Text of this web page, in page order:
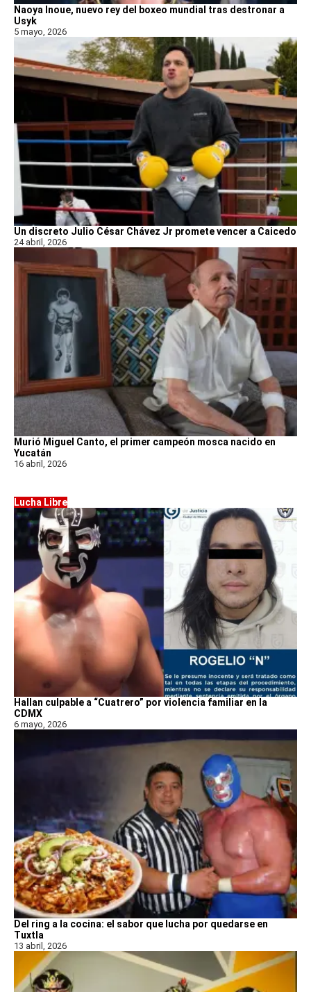
Naoya Inoue, nuevo rey del boxeo mundial tras destronar a
Usyk
5 mayo, 2026
Un discreto Julio César Chávez Jr promete vencer a Caicedo
24 abril, 2026
Murió Miguel Canto, el primer campeón mosca nacido en
Yucatán
16 abril, 2026
Lucha Libre
Hallan culpable a “Cuatrero” por violencia familiar en la
CDMX
6 mayo, 2026
Del ring a la cocina: el sabor que lucha por quedarse en
Tuxtla
13 abril, 2026